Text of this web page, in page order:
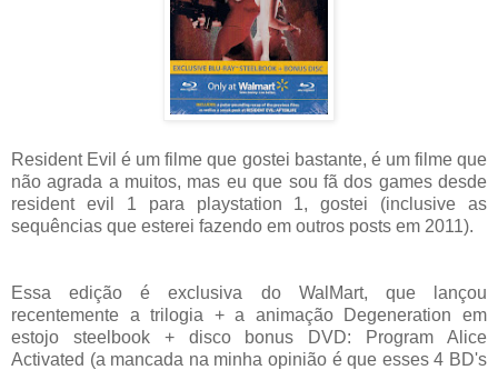
Resident Evil é um filme que gostei bastante, é um filme que
não agrada a muitos, mas eu que sou fã dos games desde
resident evil 1 para playstation 1, gostei (inclusive as
sequências que esterei fazendo em outros posts em 2011).
Essa edição é exclusiva do WalMart, que lançou
recentemente a trilogia + a animação Degeneration em
estojo steelbook + disco bonus DVD: Program Alice
Activated (a mancada na minha opinião é que esses 4 BD's